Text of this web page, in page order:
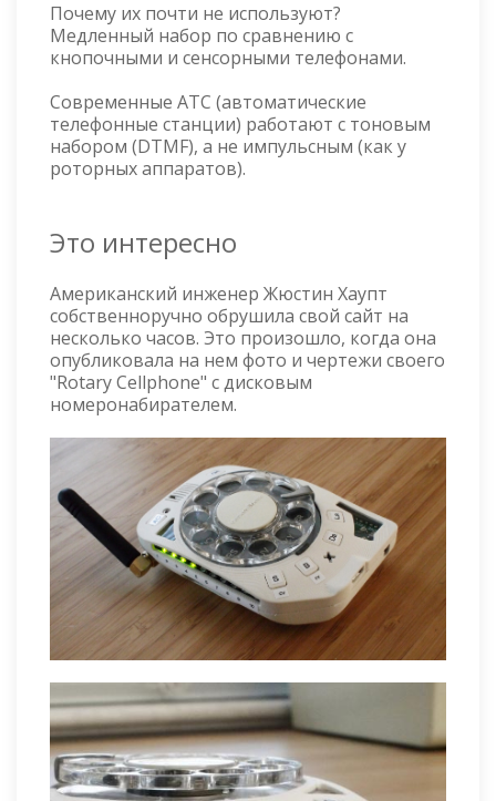
Почему их почти не используют?
Медленный набор по сравнению с
кнопочными и сенсорными телефонами.
Современные АТС (автоматические
телефонные станции) работают с тоновым
набором (DTMF), а не импульсным (как у
роторных аппаратов).
Это интересно
Американский инженер Жюстин Хаупт
собственноручно обрушила свой сайт на
несколько часов. Это произошло, когда она
опубликовала на нем фото и чертежи своего
"Rotary Cellphone" с дисковым
номеронабирателем.